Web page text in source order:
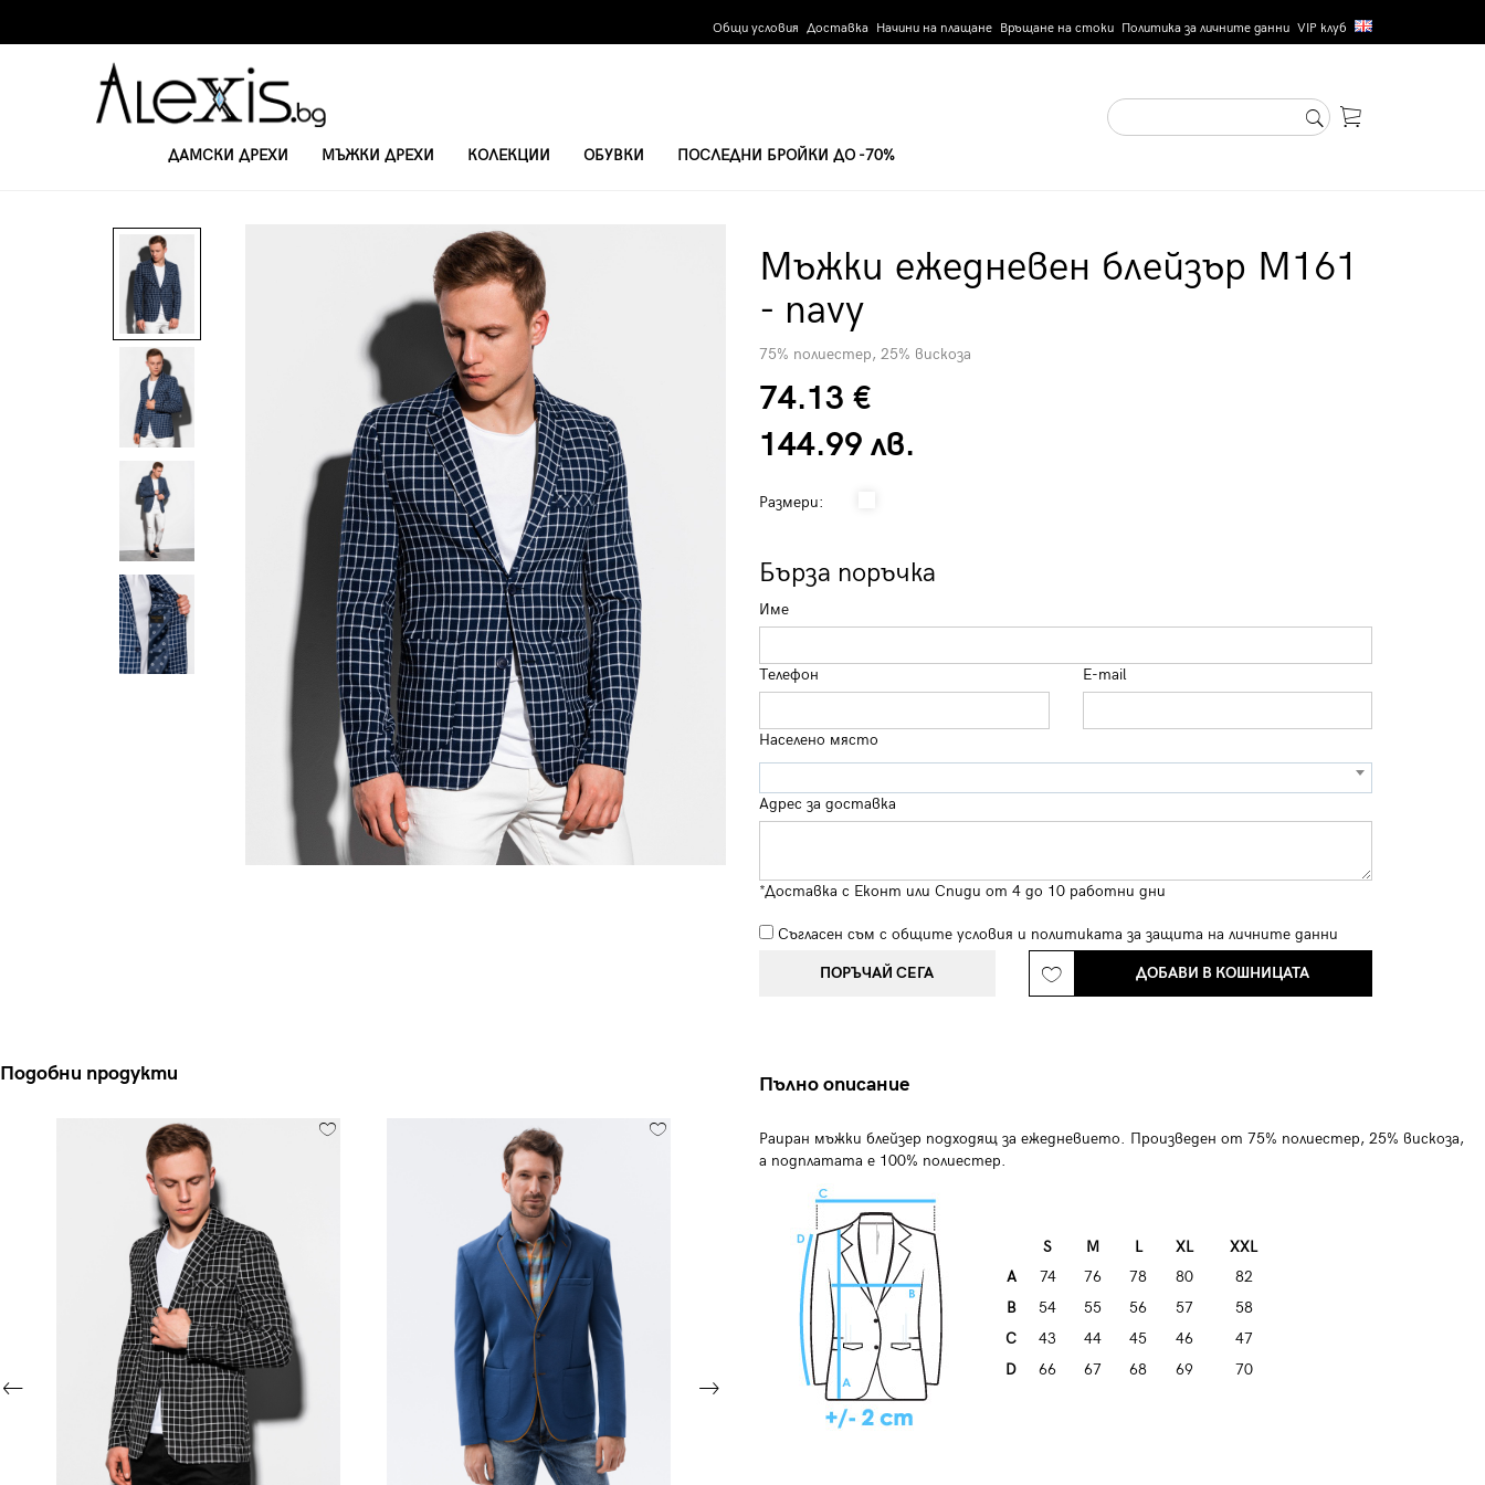
Общи условия Доставка Начини на плащане Връщане на стоки Политика за личните данни VIP клуб
ДАМСКИ ДРЕХИ МЪЖКИ ДРЕХИ КОЛЕКЦИИ ОБУВКИ ПОСЛЕДНИ БРОЙКИ ДО -70%
Мъжки ежедневен блейзър M161
- navy
75% полиестер, 25% вискоза
74.13 €
144.99 лв.
Размери:
Бърза поръчка
Име
Телефон E-mail
Населено място
Адрес за доставка
*Доставка с Еконт или Спиди от 4 до 10 работни дни
Съгласен съм с общите условия и политиката за защита на личните данни
ПОРЪЧАЙ СЕГА ДОБАВИ В КОШНИЦАТА
Подобни продукти Пълно описание
Раиран мъжки блейзер подходящ за ежедневието. Произведен от 75% полиестер, 25% вискоза,
а подплатата е 100% полиестер.
S M L XL
XXL
A
74 76 78 80
82
B
54 55 56 57
58
C
43 44 45 46
47
D
66 67 68 69 70